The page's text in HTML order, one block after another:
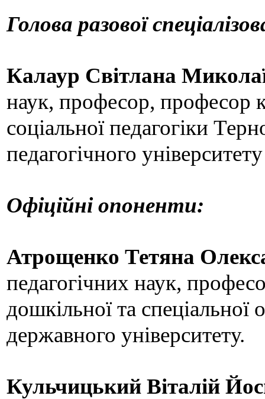
Голова разової
Калаур Світлана
наук, професор, професор
соціальної педагогіки
педагогічного
Офіційні опоненти:
Атрощенко Тетяна
педагогічних наук,
дошкільної та спеціальної
державного університету.
Кульчицький Віталій